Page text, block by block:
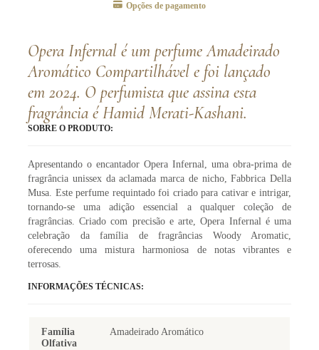
Opções de pagamento
Opera Infernal é um perfume Amadeirado
Aromático Compartilhável e foi lançado
em 2024. O perfumista que assina esta
fragrância é Hamid Merati-Kashani.
SOBRE O PRODUTO:
Apresentando o encantador Opera Infernal, uma obra-prima de
fragrância unissex da aclamada marca de nicho, Fabbrica Della
Musa. Este perfume requintado foi criado para cativar e intrigar,
tornando-se uma adição essencial a qualquer coleção de
fragrâncias. Criado com precisão e arte, Opera Infernal é uma
celebração da família de fragrâncias Woody Aromatic,
oferecendo uma mistura harmoniosa de notas vibrantes e
terrosas.
INFORMAÇÕES TÉCNICAS:
Família
Olfativa
Amadeirado Aromático